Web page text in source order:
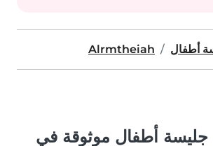
أطفال Alrmtheiah
أطفال موثوقة في